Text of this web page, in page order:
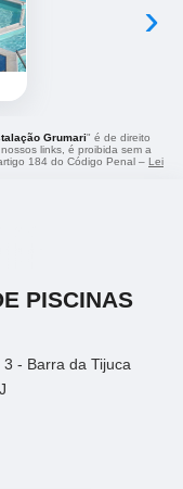
›
Grumari" é de direito
links, é proibida sem a
184 do Código Penal – Lei
PISCINAS
- Barra da Tijuca